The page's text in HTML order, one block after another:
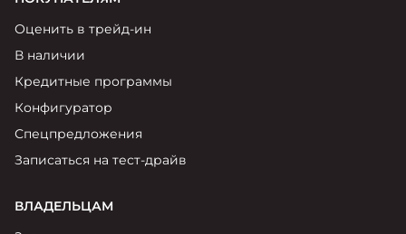
Оценить в трейд-ин
В наличии
Кредитные программы
Конфигуратор
Спецпредложения
Записаться на тест-драйв
ВЛАДЕЛЬЦАМ